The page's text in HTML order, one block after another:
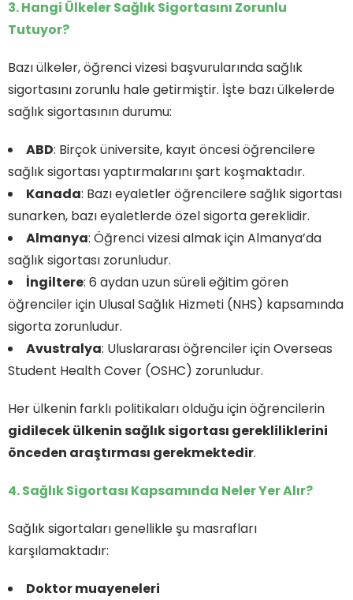
3. Hangi Ülkeler Sağlık Sigortasını Zorunlu
Tutuyor?
Bazı ülkeler, öğrenci vizesi başvurularında sağlık
sigortasını zorunlu hale getirmiştir. İşte bazı ülkelerde
sağlık sigortasının durumu:
ABD: Birçok üniversite, kayıt öncesi öğrencilere
sağlık sigortası yaptırmalarını şart koşmaktadır.
Kanada: Bazı eyaletler öğrencilere sağlık sigortası
sunarken, bazı eyaletlerde özel sigorta gereklidir.
Almanya: Öğrenci vizesi almak için Almanya’da
sağlık sigortası zorunludur.
İngiltere: 6 aydan uzun süreli eğitim gören
öğrenciler için Ulusal Sağlık Hizmeti (NHS) kapsamında
sigorta zorunludur.
Avustralya: Uluslararası öğrenciler için Overseas
Student Health Cover (OSHC) zorunludur.
Her ülkenin farklı politikaları olduğu için öğrencilerin
gidilecek ülkenin sağlık sigortası gerekliliklerini
önceden araştırması gerekmektedir.
4. Sağlık Sigortası Kapsamında Neler Yer Alır?
Sağlık sigortaları genellikle şu masrafları
karşılamaktadır:
Doktor muayeneleri